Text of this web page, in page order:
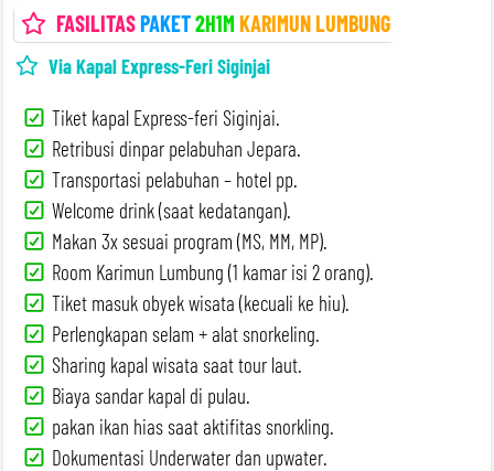
FASILITASPAKET2H1MKARIMUN LUMBUNG
Via Kapal Express-Feri Siginjai
Tiket kapal Express-feri Siginjai.
Retribusi dinpar pelabuhan Jepara.
Transportasi pelabuhan – hotel pp.
Welcome drink (saat kedatangan).
Makan 3x sesuai program (MS, MM, MP).
Room Karimun Lumbung (1 kamar isi 2 orang).
Tiket masuk obyek wisata (kecuali ke hiu).
Perlengkapan selam + alat snorkeling.
Sharing kapal wisata saat tour laut.
Biaya sandar kapal di pulau.
pakan ikan hias saat aktifitas snorkling.
Dokumentasi Underwater dan upwater.